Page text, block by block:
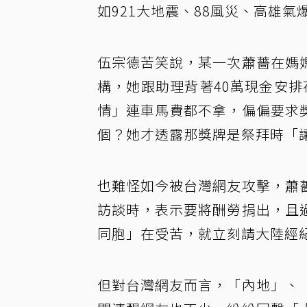
如921大地震、88風災、高雄氣
伍宗德苦笑說，某一次蕭薔在
構，她跟助理背著40萬現金安
情」連車馬費都不拿，偏偏要
個？她才透露那獎牌是祭拜時「
也難怪如今被台灣網友攻擊，
訪談時，表示要將酬勞捐出，
同胞」在受苦，就立刻請大陸經
但對台灣網友而言，「內地」